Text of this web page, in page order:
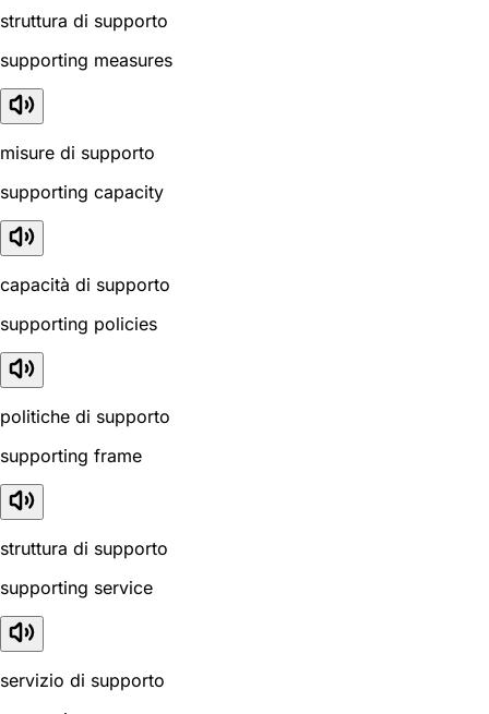
struttura di supporto
supporting measures
misure di supporto
supporting capacity
capacità di supporto
supporting policies
politiche di supporto
supporting frame
struttura di supporto
supporting service
servizio di supporto